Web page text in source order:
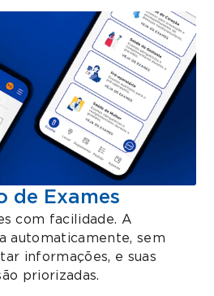
de Exames
com facilidade. A
automaticamente, sem
informações, e suas
priorizadas.